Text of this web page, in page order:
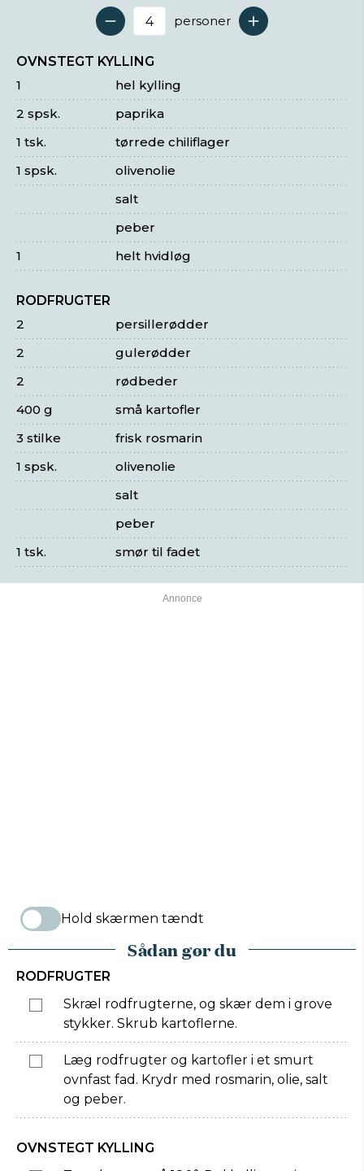
Antal serveringer
personer
OVNSTEGT KYLLING
hel kylling
1
paprika
2 spsk.
tørrede chiliflager
1 tsk.
olivenolie
1 spsk.
salt
peber
helt hvidløg
1
RODFRUGTER
persillerødder
2
gulerødder
2
rødbeder
2
små kartofler
400 g
frisk rosmarin
3 stilke
olivenolie
1 spsk.
salt
peber
smør til fadet
1 tsk.
Hold skærmen tændt
Sådan gør du
RODFRUGTER
Skræl rodfrugterne, og skær dem i grove
stykker. Skrub kartoflerne.
Læg rodfrugter og kartofler i et smurt
ovnfast fad. Krydr med rosmarin, olie, salt
og peber.
OVNSTEGT KYLLING